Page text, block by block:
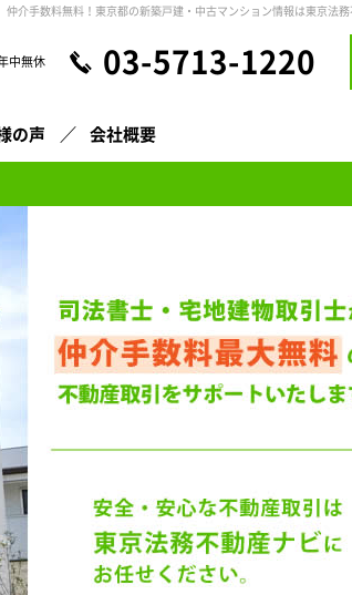
仲介手数料無料！東京都の新築戸建・中古マンション情報は東京法
中無休 03-5713-1220
の声 会社概要